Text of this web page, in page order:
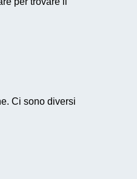
Ci sono diversi